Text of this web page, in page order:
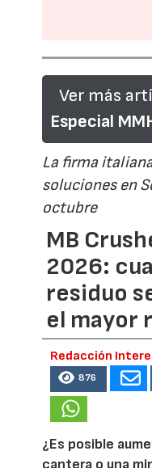
Ver más
Especial
La firma
soluciones en
octubre
MB
2026:
residuo
el mayor
Redacción
876
¿Es posible
cantera o una